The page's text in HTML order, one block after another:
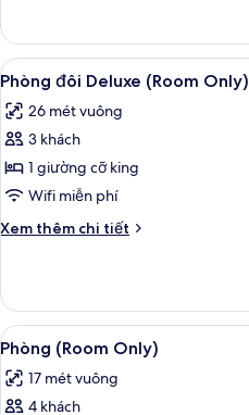
(Room
Only)
Phòng
giường
Deluxe
(Room
Xem
tất
cả
ảnh
Phòng
đôi
Deluxe
(Room
7
Phòng đôi Deluxe (Room Only)
26 mét vuông
3 khách
1 giường cỡ king
Wifi miễn phí
Xem thêm chi tiết
Chi
Phòng
đôi
Deluxe
(Room
Only)
Xem
tất
cả
5
Phòng (Room Only)
17 mét vuông
4 khách